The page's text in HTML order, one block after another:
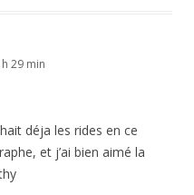
29 min
déja les rides en ce
et j’ai bien aimé la